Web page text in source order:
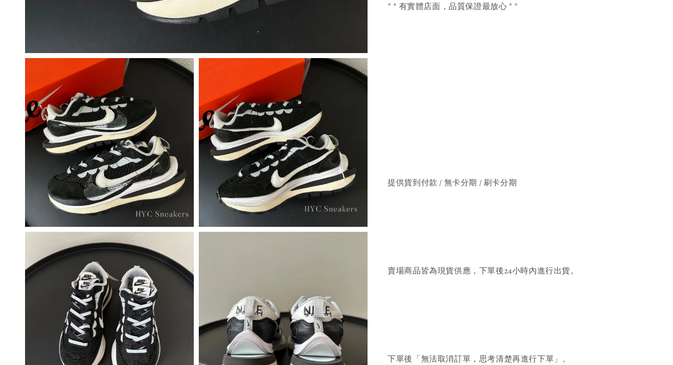
* * 有實體店面，品質保證最放心 * *
提供貨到付款 / 無卡分期 / 刷卡分期
賣場商品皆為現貨供應，下單後24小時內進行出貨。
下單後「無法取消訂單，思考清楚再進行下單」。